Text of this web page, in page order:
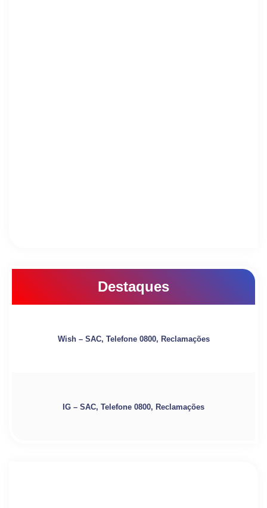
Destaques
Wish – SAC, Telefone 0800, Reclamações
IG – SAC, Telefone 0800, Reclamações